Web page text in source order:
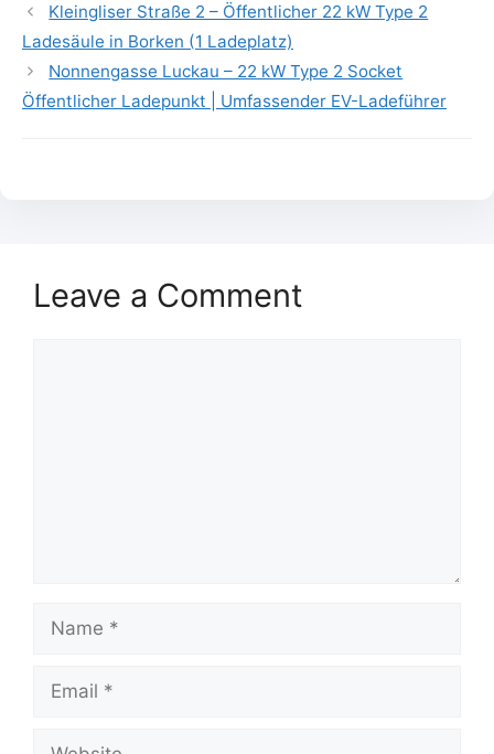
Kleingliser Straße 2 – Öffentlicher 22 kW Type 2
Ladesäule in Borken (1 Ladeplatz)
Nonnengasse Luckau – 22 kW Type 2 Socket
Öffentlicher Ladepunkt | Umfassender EV-Ladeführer
Leave a Comment
Name
Email
Website